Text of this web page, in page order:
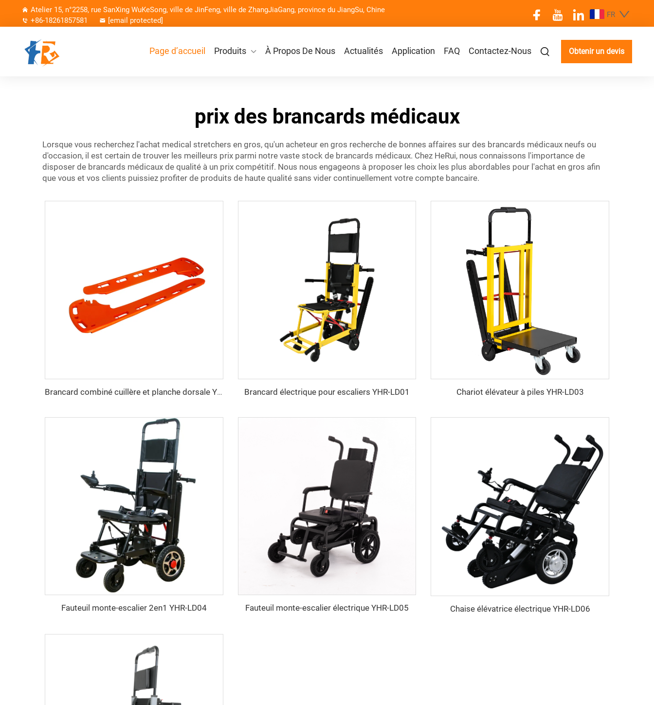
Atelier 15, n°2258, rue SanXing WuKeSong, ville de JinFeng, ville de ZhangJiaGang, province du JiangSu, Chine
+86-18261857581
[email protected]
FR
Page d’accueil Produits À Propos De Nous Actualités Application FAQ Contactez-Nous Obtenir un devis
prix des brancards médicaux
Lorsque vous recherchez l'achat medical stretchers en gros, qu'un acheteur en gros recherche de bonnes affaires sur des brancards médicaux neufs ou
d'occasion, il est certain de trouver les meilleurs prix parmi notre vaste stock de brancards médicaux. Chez HeRui, nous connaissons l'importance de
disposer de brancards médicaux de qualité à un prix compétitif. Nous nous engageons à proposer les choix les plus abordables pour l'achat en gros afin
que vous et vos clients puissiez profiter de produits de haute qualité sans vider continuellement votre compte bancaire.
Brancard combiné cuillère et planche dorsale YHR-CS4 Brancard électrique pour escaliers YHR-LD01 Chariot élévateur à piles YHR-LD03
Fauteuil monte-escalier 2en1 YHR-LD04 Fauteuil monte-escalier électrique YHR-LD05 Chaise élévatrice électrique YHR-LD06